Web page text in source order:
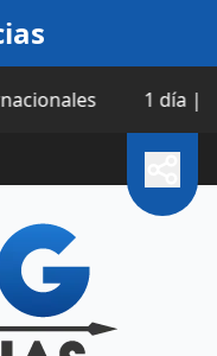
1 día | Catean